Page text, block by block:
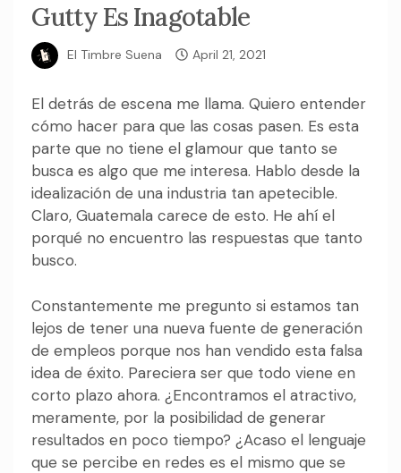
Gutty Es Inagotable
El Timbre Suena April 21, 2021
El detrás de escena me llama. Quiero entender
cómo hacer para que las cosas pasen. Es esta
parte que no tiene el glamour que tanto se
busca es algo que me interesa. Hablo desde la
idealización de una industria tan apetecible.
Claro, Guatemala carece de esto. He ahí el
porqué no encuentro las respuestas que tanto
busco.
Constantemente me pregunto si estamos tan
lejos de tener una nueva fuente de generación
de empleos porque nos han vendido esta falsa
idea de éxito. Pareciera ser que todo viene en
corto plazo ahora. ¿Encontramos el atractivo,
meramente, por la posibilidad de generar
resultados en poco tiempo? ¿Acaso el lenguaje
que se percibe en redes es el mismo que se